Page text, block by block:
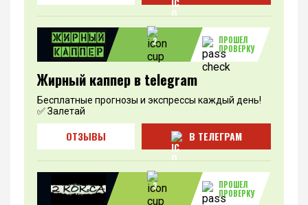
2
ПРОШЕЛ
ПРОВЕРКУ
Жирный каппер в telegram
Бесплатные прогнозы и экспрессы каждый день!
✅ Залетай
ОТЗЫВЫ В ТЕЛЕГРАМ
3
ПРОШЕЛ
ПРОВЕРКУ